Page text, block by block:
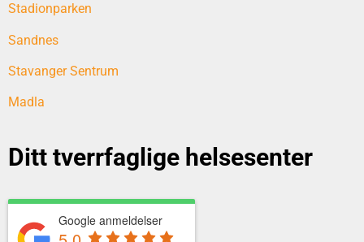
Stadionparken
Sandnes
Stavanger Sentrum
Madla
Ditt tverrfaglige helsesenter
Google anmeldelser